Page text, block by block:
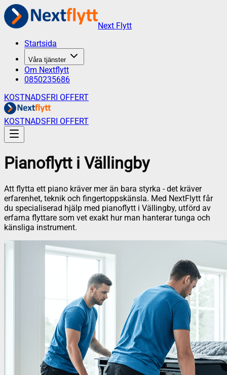
Next Flytt
Startsida
Våra tjänster
Om Nextflytt
0850235686
KOSTNADSFRI OFFERT
KOSTNADSFRI OFFERT
Pianoflytt i Vällingby
Att flytta ett piano kräver mer än bara styrka - det kräver
erfarenhet, teknik och fingertoppskänsla. Med NextFlytt får
du specialiserad hjälp med pianoflytt i Vällingby, utförd av
erfarna flyttare som vet exakt hur man hanterar tunga och
känsliga instrument.